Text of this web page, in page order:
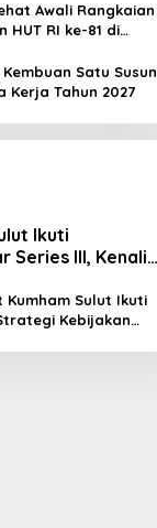
Awali Rangkaian
HUT RI ke-81 di
Kembuan Satu Susun
Kerja Tahun 2027
Ikuti
Series III, Kenali
Kumham Sulut Ikuti
Kebijakan